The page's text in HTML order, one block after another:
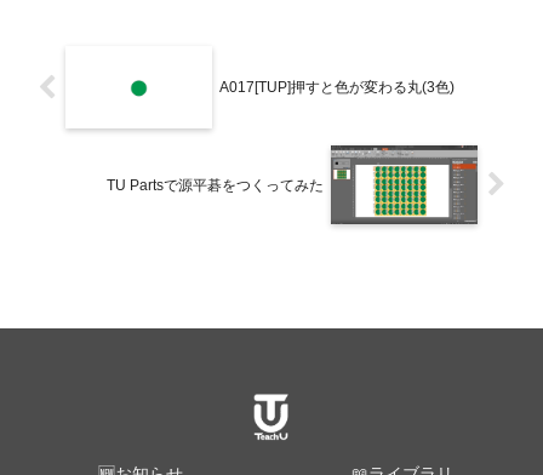
A017[TUP]押すと色が変わる丸(3色)
TU Partsで源平碁をつくってみた